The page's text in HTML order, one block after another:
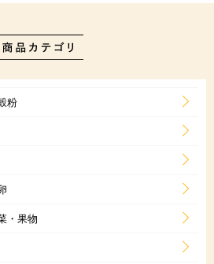
粉
・果物